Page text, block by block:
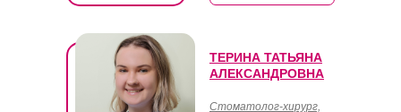
ТЕРИНА ТАТЬЯНА
АЛЕКСАНДРОВНА
Стоматолог-хирург,